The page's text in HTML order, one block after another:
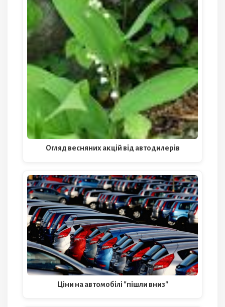
Огляд весняних акцій від автодилерів
Ціни на автомобілі "пішли вниз"